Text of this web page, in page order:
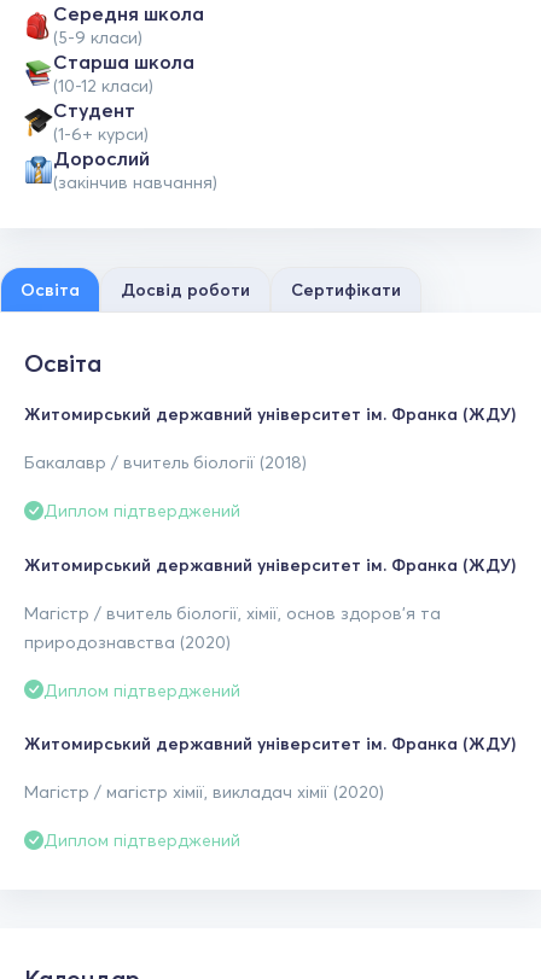
Середня школа
(5-9 класи)
Старша школа
(10-12 класи)
Студент
(1-6+ курси)
Дорослий
(закінчив навчання)
Освіта Досвід роботи Сертифікати
Освіта
Житомирський державний університет ім. Франка (ЖДУ)
Бакалавр / вчитель біології (2018)
Диплом підтверджений
Житомирський державний університет ім. Франка (ЖДУ)
Магістр / вчитель біології, хімії, основ здоров'я та
природознавства (2020)
Диплом підтверджений
Житомирський державний університет ім. Франка (ЖДУ)
Магістр / магістр хімії, викладач хімії (2020)
Диплом підтверджений